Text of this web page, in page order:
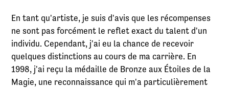
En tant qu'artiste, je suis d'avis que les récompenses
ne sont pas forcément le reflet exact du talent d'un
individu. Cependant, j'ai eu la chance de recevoir
quelques distinctions au cours de ma carrière. En
1998, j'ai reçu la médaille de Bronze aux Étoiles de la
Magie, une reconnaissance qui m'a particulièrement